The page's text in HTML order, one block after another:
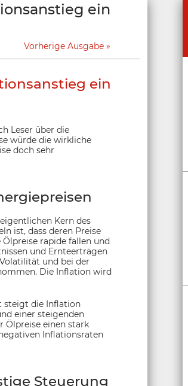
ein
Vorherige Ausgabe
ein
Leser über die
würde die wirkliche
doch sehr
Kern des
ist, dass deren Preise
rapide fallen und
und Ernteerträgen
und bei der
Die Inflation wird
steigt die Inflation
einer steigenden
Ölpreise einen stark
Inflationsraten
Steuerung